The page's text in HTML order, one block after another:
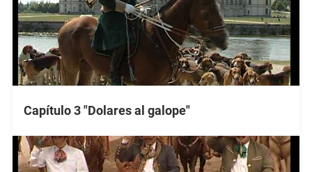
Capítulo 3 "Dolares al galope"